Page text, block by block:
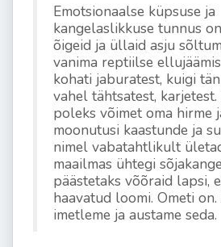
Emotsionaalse küpsuse ja
kangelaslikkuse tunnus
õigeid ja üllaid asju
vanima reptiilse
kohati jaburatest, kuigi
vahel tähtsatest,
poleks võimet oma hirme
moonutusi kaastunde ja
nimel vabatahtlikult
maailmas ühtegi
päästetaks võõraid lapsi,
haavatud loomi. Ometi on.
imetleme ja austame seda.